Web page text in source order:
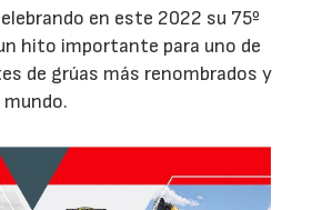
en este 2022 su 75º
hito importante para uno de
de grúas más renombrados y